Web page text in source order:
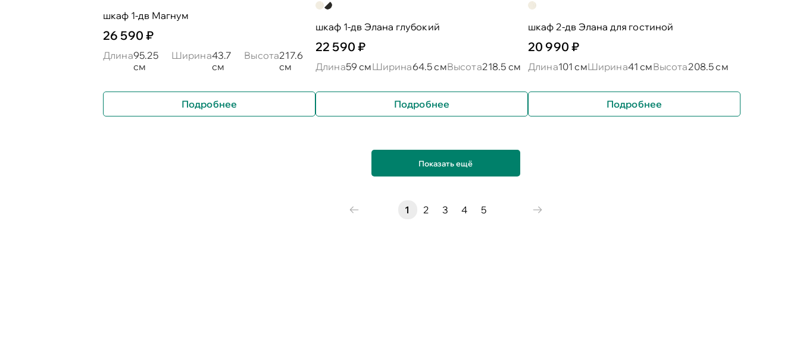
шкаф 1-дв Магнум
26 590 ₽
Длина95.25
см
Ширина43.7
см
Высота217.6
см
Подробнее
шкаф 1-дв Элана глубокий
22 590 ₽
Длина59 смШирина64.5 смВысота218.5 см
Подробнее
шкаф 2-дв Элана для гостиной
20 990 ₽
Длина101 смШирина41 смВысота208.5 см
Подробнее
Показать ещё
1 2 3 4 5